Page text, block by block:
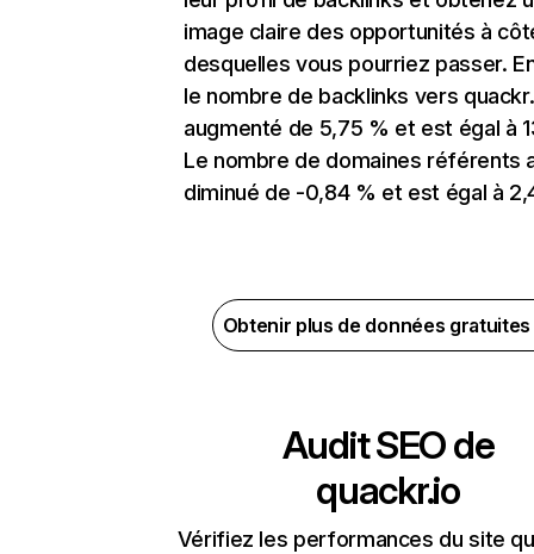
image claire des opportunités à
desquelles vous pourriez passer.
le nombre de backlinks vers
augmenté de 5,75 % et est égal à
Le nombre de domaines référents
diminué de -0,84 % et est égal à
Obtenir plus de données
Audit SEO de
quackr.io
Vérifiez les performances du site